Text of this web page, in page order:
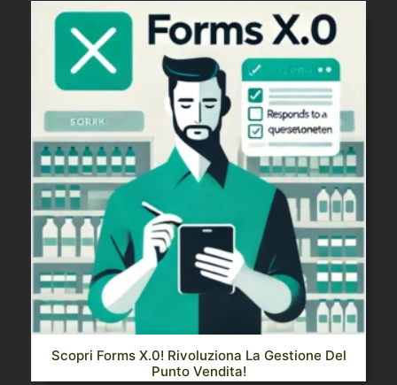
Scopri Forms X.0! Rivoluziona La Gestione Del
Punto Vendita!